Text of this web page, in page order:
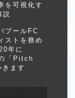
を可視化す
プールFC
ストを務め
年に
「Pitch
ます